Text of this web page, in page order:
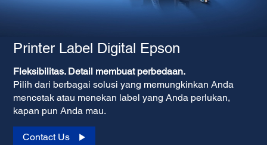
Printer Label Digital Epson
Fleksibilitas. Detail membuat perbedaan.
Pilih dari berbagai solusi yang memungkinkan Anda
mencetak atau menekan label yang Anda perlukan,
kapan pun Anda mau.
Contact Us